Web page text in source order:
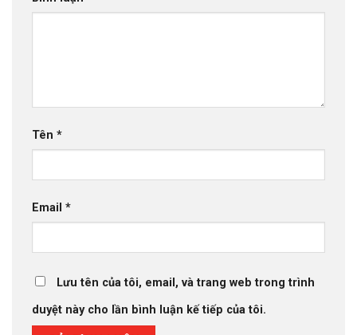
Tên *
Email *
Lưu tên của tôi, email, và trang web trong trình
duyệt này cho lần bình luận kế tiếp của tôi.